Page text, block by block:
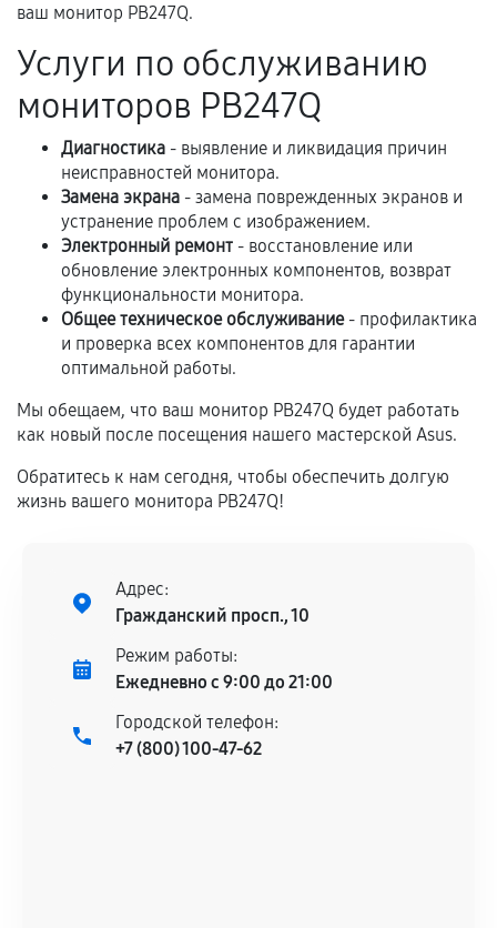
Естественный износ деталей, если иное не
предусмотрено отдельно.
Обращение после окончания гарантийного
срока.
Программные сбои, если это не указано в
отдельных условиях.
Если комплектующие куплены
самостоятельно
Гарантия на выполненные работы может
сохраняться полностью или частично, если
Предоставленные детали подходят по
техническим параметрам и не имеют внешних
дефектов.
Установка была выполнена нашим сервисным
остается на стороне производителя или
продавца. За качество сторонних деталей
сервисный центр ответственности не несет.
ваш монитор PB247Q.
Услуги по обслуживанию
мониторов PB247Q
Диагностика - выявление и ликвидация причин
неисправностей монитора.
Замена экрана - замена поврежденных экранов и
устранение проблем с изображением.
Электронный ремонт - восстановление или
обновление электронных компонентов, возврат
функциональности монитора.
Общее техническое обслуживание- профилактика
и проверка всех компонентов для гарантии
оптимальной работы.
Мы обещаем, что ваш монитор PB247Q будет работать
как новый после посещения нашего мастерской Asus.
Обратитесь к нам сегодня, чтобы обеспечить долгую
жизнь вашего монитора PB247Q!
Адрес:
Гражданский просп., 10
Режим работы:
Ежедневно с 9:00 до 21:00
Городской телефон:
+7 (800) 100-47-62